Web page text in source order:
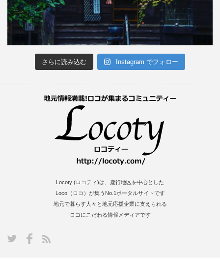
さらに読み込む Instagram でフォロー
Locoty (ロコティ)は、鹿行地区を中心とした
Loco（ロコ）が集うNo.1ポータルサイトです
地元で暮らす人々と地元応援企業に支えられる
ロコにこだわる情報メディアです